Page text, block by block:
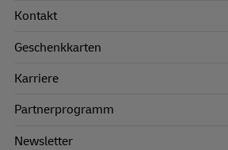
Kontakt
Geschenkkarten
Karriere
Partnerprogramm
Newsletter